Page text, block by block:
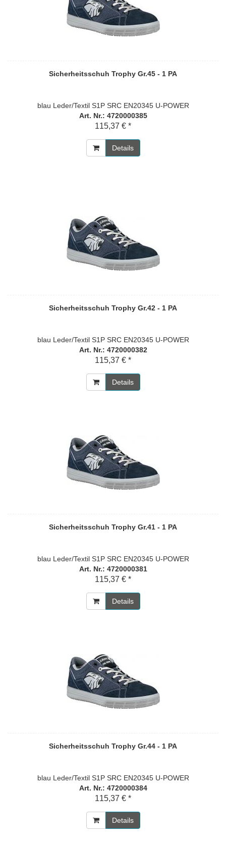
Sicherheitsschuh Trophy Gr.45 - 1 PA
blau Leder/Textil S1P SRC EN20345 U-POWER
Art. Nr.: 4720000385
115,37 € *
Details
Sicherheitsschuh Trophy Gr.42 - 1 PA
blau Leder/Textil S1P SRC EN20345 U-POWER
Art. Nr.: 4720000382
115,37 € *
Details
Sicherheitsschuh Trophy Gr.41 - 1 PA
blau Leder/Textil S1P SRC EN20345 U-POWER
Art. Nr.: 4720000381
115,37 € *
Details
Sicherheitsschuh Trophy Gr.44 - 1 PA
blau Leder/Textil S1P SRC EN20345 U-POWER
Art. Nr.: 4720000384
115,37 € *
Details